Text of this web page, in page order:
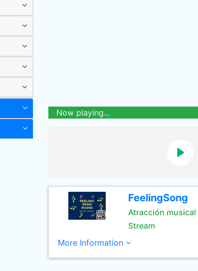
Now playing...
FeelingSong
Atracción musical
Stream
More Information